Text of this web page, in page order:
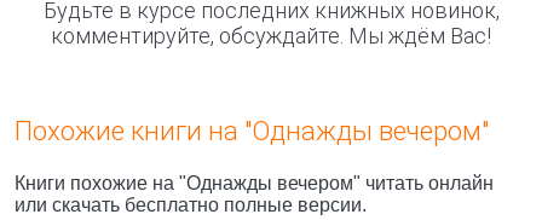
Будьте в курсе последних книжных новинок,
комментируйте, обсуждайте. Мы ждём Вас!
Похожие книги на "Однажды вечером"
Книги похожие на "Однажды вечером" читать онлайн
или скачать бесплатно полные версии.